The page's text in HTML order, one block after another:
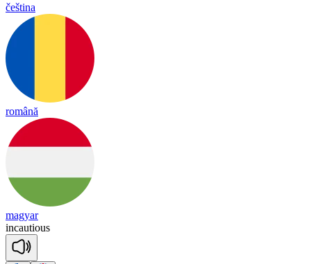
čeština
română
magyar
incautious